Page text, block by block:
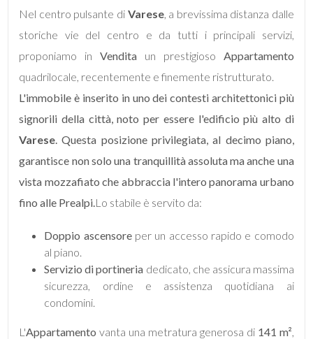
Nel centro pulsante di Varese, a brevissima distanza dalle
storiche vie del centro e da tutti i principali servizi,
proponiamo inVendita un prestigioso Appartamento
quadrilocale, recentemente e finemente ristrutturato.
L'immobile è inserito in uno dei contesti architettonici più
signorili della città, noto per essere l'edificio più alto di
Varese. Questa posizione privilegiata, al decimo piano,
garantisce non solo una tranquillità assoluta ma anche una
vista mozzafiato che abbraccia l'intero panorama urbano
fino alle Prealpi.Lo stabile è servito da:
Doppio ascensoreper un accesso rapido e comodo
al piano.
Servizio di portineria dedicato, che assicura massima
sicurezza, ordine e assistenza quotidiana ai
condomini.
L'Appartamento vanta una metratura generosa di 141 m²,
mq
minimi
Qualsiasi